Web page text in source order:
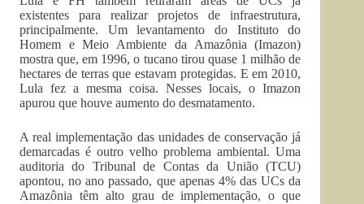
existentes para realizar projetos de infraestrutura,
principalmente. Um levantamento do Instituto do
Homem e Meio Ambiente da Amazônia (Imazon)
mostra que, em 1996, o tucano tirou quase 1 milhão de
hectares de terras que estavam protegidas. E em 2010,
Lula fez a mesma coisa. Nesses locais, o Imazon
apurou que houve aumento do desmatamento.
A real implementação das unidades de conservação já
demarcadas é outro velho problema ambiental. Uma
auditoria do Tribunal de Contas da União (TCU)
apontou, no ano passado, que apenas 4% das UCs da
Amazônia têm alto grau de implementação, o que